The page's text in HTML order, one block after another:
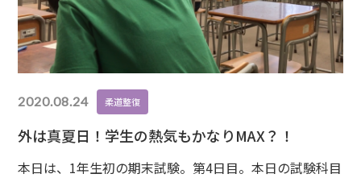
2020.08.24 柔道整復
外は真夏日！学生の熱気もかなりMAX？！
本日は、1年生初の期末試験。第4日目。本日の試験科目